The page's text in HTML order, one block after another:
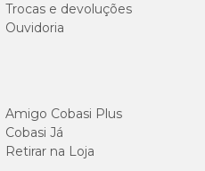
Trocas e devoluções
Ouvidoria
Amigo Cobasi Plus
Cobasi Já
Retirar na Loja